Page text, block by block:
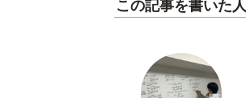
この記事を書いた人